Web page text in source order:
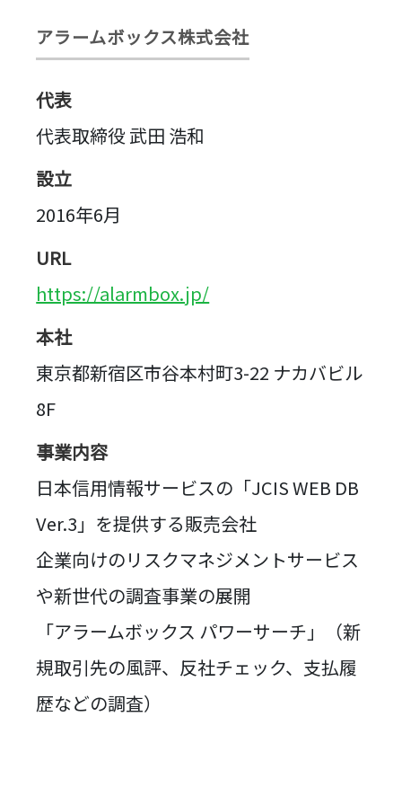
アラームボックス株式会社
代表
代表取締役 武田 浩和
設立
2016年6月
URL
https://alarmbox.jp/
本社
東京都新宿区市谷本村町3-22 ナカバビル
8F
事業内容
日本信用情報サービスの「JCIS WEB DB
Ver.3」を提供する販売会社
企業向けのリスクマネジメントサービス
や新世代の調査事業の展開
「アラームボックス パワーサーチ」（新
規取引先の風評、反社チェック、支払履
歴などの調査）